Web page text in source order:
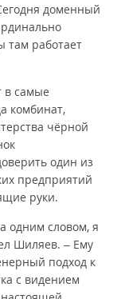
доменный
там работает
в самые
комбинат,
чёрной
один из
предприятий
руки.
одним словом, я
Шиляев. – Ему
подход к
с видением